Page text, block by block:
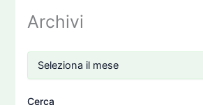
Archivi
Cerca